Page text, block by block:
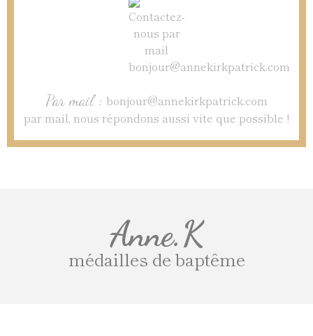
Par mail : bonjour@annekirkpatrick.com
par mail, nous répondons aussi vite que possible !
Anne.K
médailles de baptême